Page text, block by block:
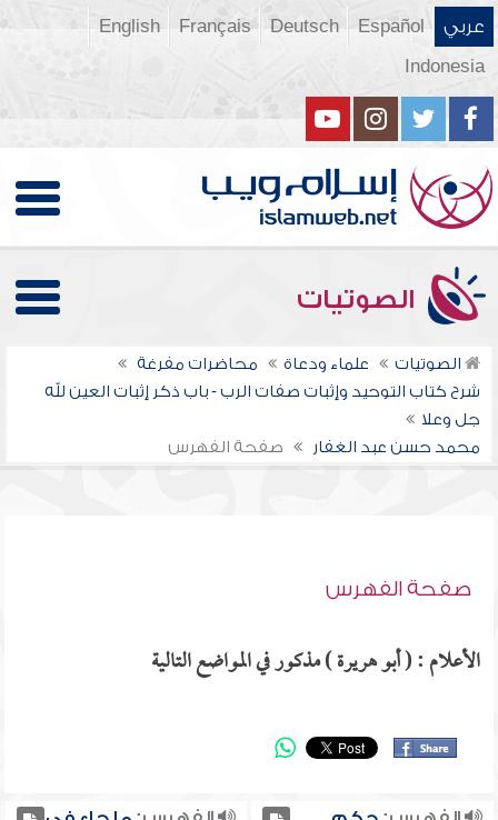
عربي Español
Deutsch
Français
English
Indonesia
الصوتيات
الصوتيات علماء ودعاة
محاضرات مفرغة
شرح كتاب التوحيد وإثبات صفات الرب - باب ذكر إثبات العين لله
جل وعلا
محمد حسن عبد الغفار
صفحة الفهرس
صفحة الفهرس
الأعلام : ( أبو هريرة ) مذكور في المواضع التالية